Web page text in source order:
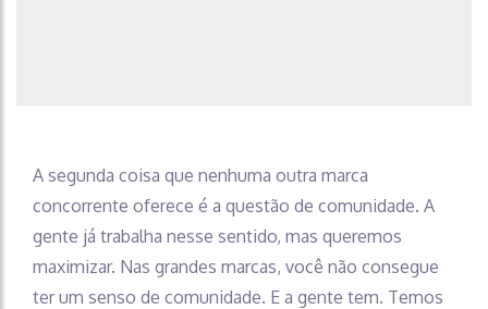
A segunda coisa que nenhuma outra marca
concorrente oferece é a questão de comunidade. A
gente já trabalha nesse sentido, mas queremos
maximizar. Nas grandes marcas, você não consegue
ter um senso de comunidade. E a gente tem. Temos